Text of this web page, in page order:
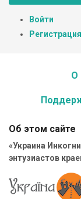
Войти
Регистрация
О
Об этом сайте
«Украина
энтузиастов